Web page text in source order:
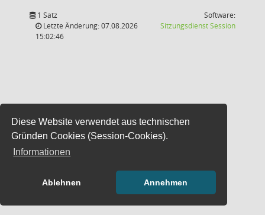
Diese Website verwendet aus technischen
Gründen Cookies (Session-Cookies).
Informationen
Ablehnen Annehmen
1 Satz
Letzte Änderung: 07.08.2026
15:02:46
Software:
SitzungsdienstSession(Wird in